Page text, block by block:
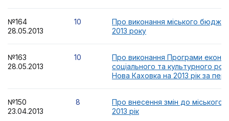
№164
28.05.2013
10
Про виконання міського
2013 року
№163
28.05.2013
10
Про виконання Програми
соціального та культурного
Нова Каховка на 2013 рік за
№150
23.04.2013
8
Про внесення змін до
2013 рік